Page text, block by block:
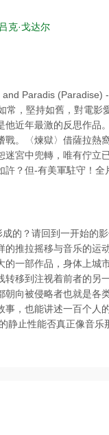
克·戈达尔
Paradis (Paradise)
，堅持如舊，對電影
近年最激的反思作品
。〈煉獄〉借薩拉熱
迷宮中兜轉，唯有佇立
許？但-有美軍駐守！全
的？请回到一开始的
推拉摇移与音乐的运
的一部作品，身体上城
转移到注视着前者的另
向被侵略者也就是各
事，也能讲述一百个人
静止性能否真正像音乐